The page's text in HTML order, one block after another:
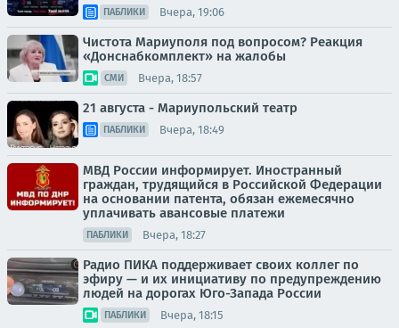
ПАБЛИКИ Вчера, 19:06
Чистота Мариуполя под вопросом? Реакция
«Донснабкомплект» на жалобы
СМИ Вчера, 18:57
21 августа - Мариупольский театр
ПАБЛИКИ Вчера, 18:49
МВД России информирует. Иностранный
граждан, трудящийся в Российской Федерации
на основании патента, обязан ежемесячно
уплачивать авансовые платежи
ПАБЛИКИ Вчера, 18:27
Радио ПИКА поддерживает своих коллег по
эфиру — и их инициативу по предупреждению
людей на дорогах Юго-Запада России
ПАБЛИКИ Вчера, 18:15